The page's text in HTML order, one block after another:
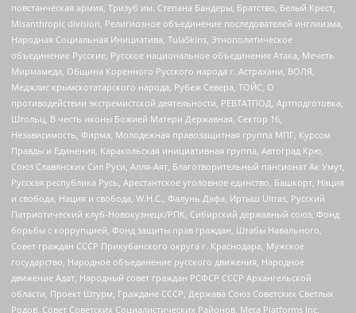
повстанческая армия, Тризуб им. Степана Бандеры, Братство, Белый Крест,
Misanthropic division, Религиозное объединение последователей инглиизма,
Народная Социальная Инициатива, TulaSkins, Этнополитическое
объединение Русские, Русское национальное объединение Атака, Мечеть
Мирмамеда, Община Коренного Русского народа г. Астрахани, ВОЛЯ,
Меджлис крымскотатарского народа, Рубеж Севера, ТОЙС, О
противодействии экстремистской деятельности, РЕВТАТПОД, Артподготовка,
Штольц, В честь иконы Божией Матери Державная, Сектор 16,
Независимость, Фирма, Молодежная правозащитная группа МПГ, Курсом
Правды и Единения, Каракольская инициативная группа, Автоград Крю,
Союз Славянских Сил Руси, Алля-Аят, Благотворительный пансионат Ак Умут,
Русская республика Русь, Арестантское уголовное единство, Башкорт, Нация
и свобода, Нация и свобода, W.H.С., Фалунь Дафа, Иртыш Ultras, Русский
Патриотический клуб-Новокузнецк/РПК, Сибирский державный союз, Фонд
борьбы с коррупцией, Фонд защиты прав граждан, Штабы Навального,
Совет граждан СССР Прикубанского округа г. Краснодара, Мужское
государство, Народное объединение русского движения, Народное
движение Адат, Народный совет граждан РСФСР СССР Архангельской
области, Проект Штурм, Граждане СССР, Держава Союз Советских Светлых
Родов, Совет Советских Социалистических Районов, Meta Platforms Inc,